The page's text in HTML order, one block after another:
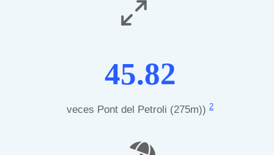
45.82
veces Pont del Petroli (275m)) 2